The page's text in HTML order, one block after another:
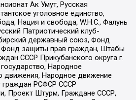
Ак Умут, Русская
уголовное единство,
Нация и свобода, W.H.С., Фалунь
Патриотический клуб-
державный союз, Фонд
Фонд защиты прав граждан, Штабы
СССР Прикубанского округа г.
Народное
движения, Народное движение
граждан РСФСР СССР
Проект Штурм, Граждане СССР,